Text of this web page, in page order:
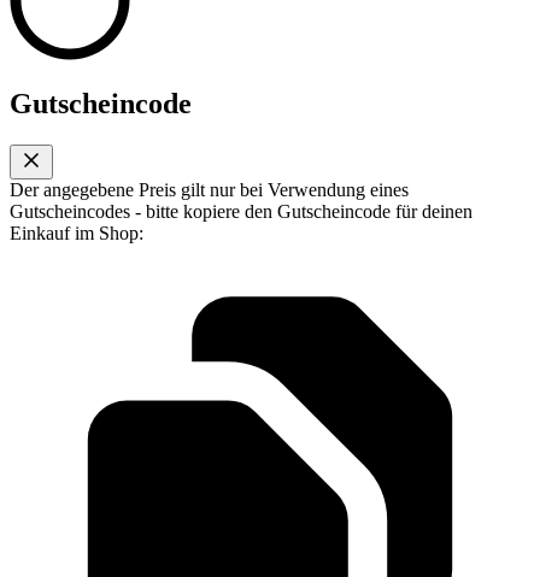
Gutscheincode
Der angegebene Preis gilt nur bei Verwendung eines
Gutscheincodes - bitte kopiere den Gutscheincode für deinen
Einkauf im Shop: